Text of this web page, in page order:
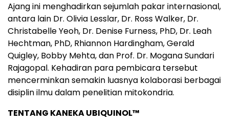
Ajang ini menghadirkan sejumlah pakar internasional,
antara lain Dr. Olivia Lesslar, Dr. Ross Walker, Dr.
Christabelle Yeoh, Dr. Denise Furness, PhD, Dr. Leah
Hechtman, PhD, Rhiannon Hardingham, Gerald
Quigley, Bobby Mehta, dan Prof. Dr. Mogana Sundari
Rajagopal. Kehadiran para pembicara tersebut
mencerminkan semakin luasnya kolaborasi berbagai
disiplin ilmu dalam penelitian mitokondria.
TENTANG KANEKA UBIQUINOL™